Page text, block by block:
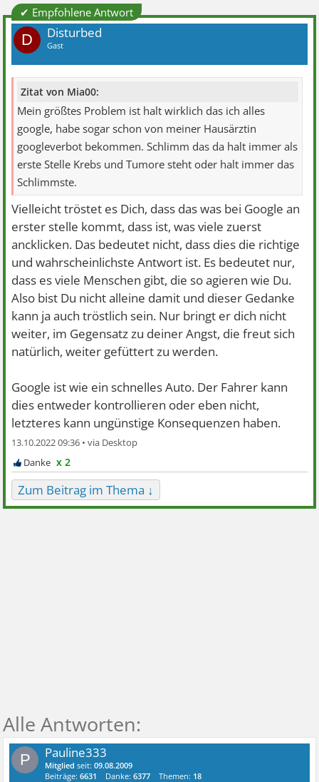
✔ Empfohlene Antwort
D Disturbed
Gast
Zitat von Mia00:
Mein größtes Problem ist halt wirklich das ich alles
google, habe sogar schon von meiner Hausärztin
googleverbot bekommen. Schlimm das da halt immer als
erste Stelle Krebs und Tumore steht oder halt immer das
Schlimmste.
Vielleicht tröstet es Dich, dass das was bei Google an
erster stelle kommt, dass ist, was viele zuerst
ancklicken. Das bedeutet nicht, dass dies die richtige
und wahrscheinlichste Antwort ist. Es bedeutet nur,
dass es viele Menschen gibt, die so agieren wie Du.
Also bist Du nicht alleine damit und dieser Gedanke
kann ja auch tröstlich sein. Nur bringt er dich nicht
weiter, im Gegensatz zu deiner Angst, die freut sich
natürlich, weiter gefüttert zu werden.
Google ist wie ein schnelles Auto. Der Fahrer kann
dies entweder kontrollieren oder eben nicht,
letzteres kann ungünstige Konsequenzen haben.
13.10.2022 09:36 •
x 2
Zum Beitrag im Thema ↓
P Pauline333
Mitglied seit:09.08.2009
Beiträge:6631 Danke:6377 Themen: 18